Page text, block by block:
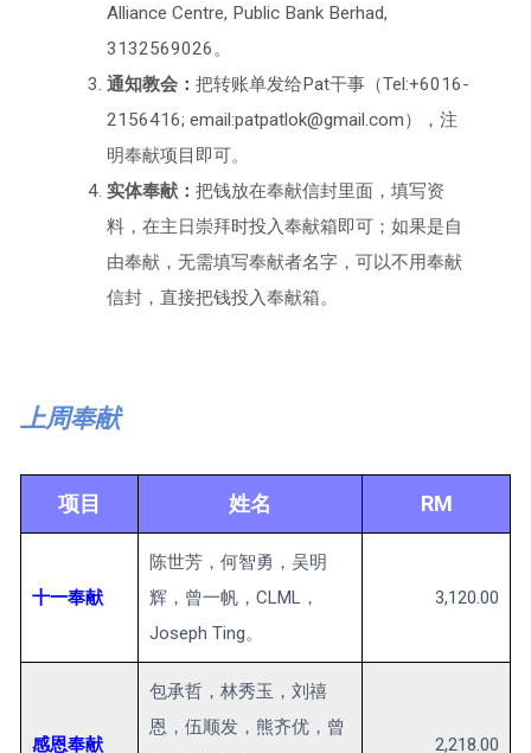
Alliance Centre, Public Bank Berhad,
3132569026。
通知教会： 把转账单发给Pat干事（Tel:+6016-
2156416; email:patpatlok@gmail.com），注
明奉献项目即可。
实体奉献： 把钱放在奉献信封里面，填写资
料，在主日崇拜时投入奉献箱即可；如果是自
由奉献，无需填写奉献者名字，可以不用奉献
信封，直接把钱投入奉献箱。
上周奉献
项目 姓名 RM
十一奉献
陈世芳，何智勇，吴明
辉，曾一帆，CLML，
Joseph Ting。
3,120.00
感恩奉献
包承哲，林秀玉，刘禧
恩，伍顺发，熊齐优，曾
2,218.00